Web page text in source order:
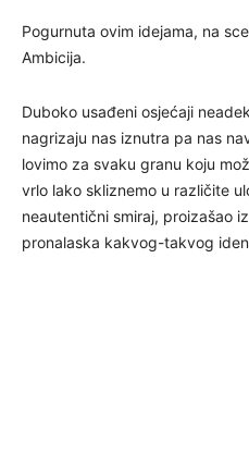
Pogurnuta ovim idejama, na
Ambicija.
Duboko usađeni osjećaji
nagrizaju nas iznutra pa nas
lovimo za svaku granu koju
vrlo lako skliznemo u različite
neautentični smiraj, proizašao
pronalaska kakvog-takvog